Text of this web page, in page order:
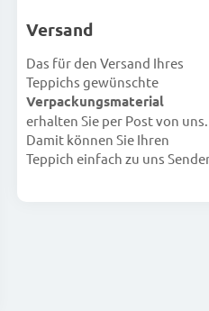
Versand
Das für den Versand Ihres
Teppichs gewünschte
Verpackungsmaterial
erhalten Sie per Post von uns.
Damit können Sie Ihren
Teppich einfach zu uns